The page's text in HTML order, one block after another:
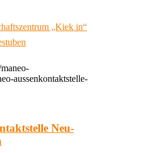
„Kiek in“
aussenkontaktstelle-
Neu-